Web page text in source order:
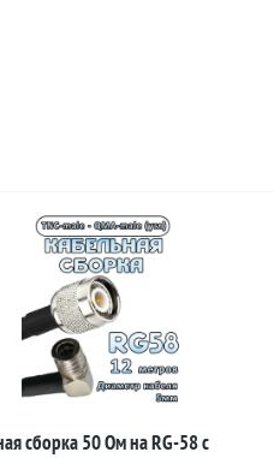
сборка 50 Ом на RG-58 с